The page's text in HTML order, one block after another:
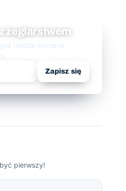
żeglarstwem
i ludzie morza w
Zapisz się
pierwszy!